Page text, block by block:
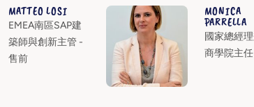
MATTEO LOSI
EMEA南區SAP建
築師與創新主管 -
售前
MONICA
PARRELLA
國家總經
商學院主任